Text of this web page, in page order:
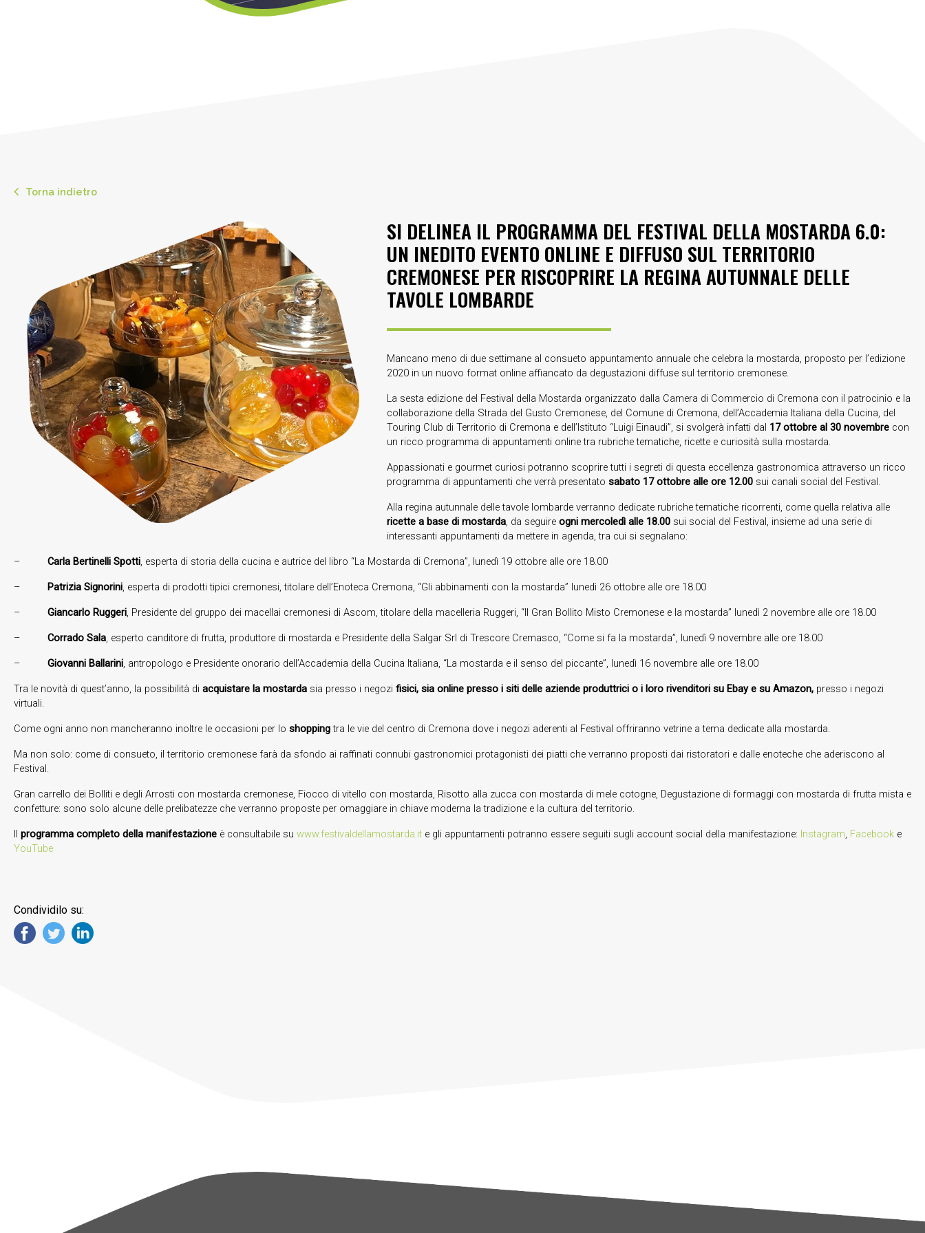
Torna indietro
SI DELINEA IL PROGRAMMA DEL FESTIVAL DELLA MOSTARDA 6.0:
UN INEDITO EVENTO ONLINE E DIFFUSO SUL TERRITORIO
CREMONESE PER RISCOPRIRE LA REGINA AUTUNNALE DELLE
TAVOLE LOMBARDE
Mancano meno di due settimane al consueto appuntamento annuale che celebra la mostarda, proposto per l’edizione
2020 in un nuovo format online affiancato da degustazioni diffuse sul territorio cremonese.
La sesta edizione del Festival della Mostarda organizzato dalla Camera di Commercio di Cremona con il patrocinio e la
collaborazione della Strada del Gusto Cremonese, del Comune di Cremona, dell’Accademia Italiana della Cucina, del
Touring Club di Territorio di Cremona e dell’Istituto “Luigi Einaudi”, si svolgerà infatti dal 17 ottobre al 30 novembrecon
un ricco programma di appuntamenti online tra rubriche tematiche, ricette e curiosità sulla mostarda.
Appassionati e gourmet curiosi potranno scoprire tutti i segreti di questa eccellenza gastronomica attraverso un ricco
programma di appuntamenti che verrà presentato sabato 17 ottobre alle ore 12.00 sui canali social del Festival.
Alla regina autunnale delle tavole lombarde verranno dedicate rubriche tematiche ricorrenti, come quella relativa alle
ricette a base di mostarda, da seguire ogni mercoledì alle 18.00sui social del Festival, insieme ad una serie di
interessanti appuntamenti da mettere in agenda, tra cui si segnalano:
– Carla Bertinelli Spotti, esperta di storia della cucina e autrice del libro “La Mostarda di Cremona”, lunedì 19 ottobre alle ore 18.00
– Patrizia Signorini, esperta di prodotti tipici cremonesi, titolare dell’Enoteca Cremona, “Gli abbinamenti con la mostarda” lunedì 26 ottobre alle ore 18.00
– Giancarlo Ruggeri, Presidente del gruppo dei macellai cremonesi di Ascom, titolare della macelleria Ruggeri, “Il Gran Bollito Misto Cremonese e la mostarda” lunedì 2 novembre alle ore 18.00
– Corrado Sala, esperto canditore di frutta, produttore di mostarda e Presidente della Salgar Srl di Trescore Cremasco, “Come si fa la mostarda”, lunedì 9 novembre alle ore 18.00
– Giovanni Ballarini, antropologo e Presidente onorario dell’Accademia della Cucina Italiana, “La mostarda e il senso del piccante”, lunedì 16 novembre alle ore 18.00
Tra le novità di quest’anno, la possibilità di acquistare la mostarda sia presso i negozi fisici, sia online presso i siti delle aziende produttrici o i loro rivenditori su Ebay e su Amazon, presso i negozi
virtuali.
Come ogni anno non mancheranno inoltre le occasioni per lo shoppingtra le vie del centro di Cremona dove i negozi aderenti al Festival offriranno vetrine a tema dedicate alla mostarda.
Ma non solo: come di consueto, il territorio cremonese farà da sfondo ai raffinati connubi gastronomici protagonisti dei piatti che verranno proposti dai ristoratori e dalle enoteche che aderiscono al
Festival.
Gran carrello dei Bolliti e degli Arrosti con mostarda cremonese, Fiocco di vitello con mostarda, Risotto alla zucca con mostarda di mele cotogne, Degustazione di formaggi con mostarda di frutta mista e
confetture: sono solo alcune delle prelibatezze che verranno proposte per omaggiare in chiave moderna la tradizione e la cultura del territorio.
programma completo della manifestazione è consultabile su www.festivaldellamostarda.it e gli appuntamenti potranno essere seguiti sugli account social della manifestazione: Instagram, Facebook e
YouTube
Condividilo su: